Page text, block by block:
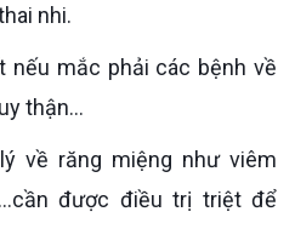
nhi.
thận...
được điều trị triệt để